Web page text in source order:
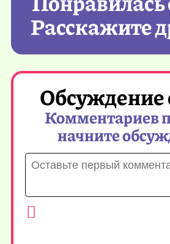
Расскажите
Обсуждение
Комментариев
начните